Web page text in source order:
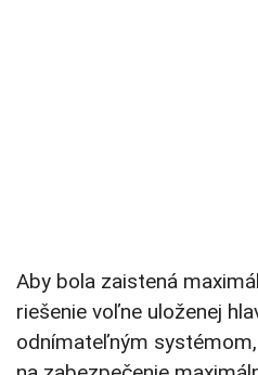
Aby bola zaistená
riešenie voľne uloženej
odnímateľným